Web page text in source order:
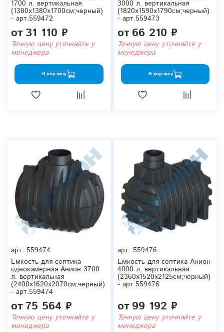
1700 л. вертикальная
(1380x1380x1700см;черный)
- арт.559472
от31 110 ₽
Точную цену уточняйте у
менеджера
В корзину
3000 л. вертикальная
(1820x1590x1790см;черный)
- арт.559473
от66 210 ₽
Точную цену уточняйте у
менеджера
В корзину
арт. 559474
Емкость для септика
однокамерная Анион 3700
л. вертикальная
(2400x1620x2070см;черный)
- арт.559474
от75 564 ₽
Точную цену уточняйте у
менеджера
арт. 559476
Емкость для септика Анион
4000 л. вертикальная
(2360x1520x2125см;черный)
- арт.559476
от99 192 ₽
Точную цену уточняйте у
менеджера